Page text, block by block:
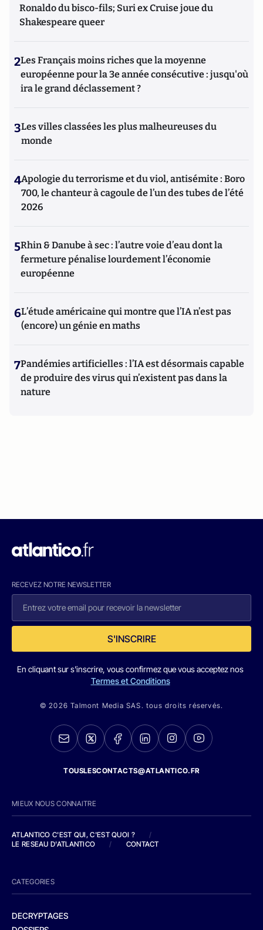
Ronaldo du bisco-fils; Suri ex Cruise joue du
Shakespeare queer
2Les Français moins riches que la moyenne
européenne pour la 3e année consécutive : jusqu'où
ira le grand déclassement ?
3Les villes classées les plus malheureuses du
monde
4Apologie du terrorisme et du viol, antisémite : Boro
700, le chanteur à cagoule de l’un des tubes de l’été
2026
5Rhin & Danube à sec : l’autre voie d’eau dont la
fermeture pénalise lourdement l’économie
européenne
6L’étude américaine qui montre que l’IA n’est pas
(encore) un génie en maths
7Pandémies artificielles : l’IA est désormais capable
de produire des virus qui n’existent pas dans la
nature
RECEVEZ NOTRE NEWSLETTER
S'INSCRIRE
En cliquant sur s'inscrire, vous confirmez que vous acceptez nos
Termes et Conditions
© 2026 Talmont Media SAS. tous droits réservés.
TOUSLESCONTACTS@ATLANTICO.FR
MIEUX NOUS CONNAITRE
ATLANTICO C'EST QUI, C'EST QUOI ?
/
LE RESEAU D'ATLANTICO
/ CONTACT
CATEGORIES
DECRYPTAGES